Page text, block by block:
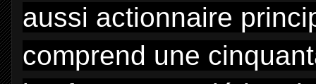
aussi actionnaire
comprend une